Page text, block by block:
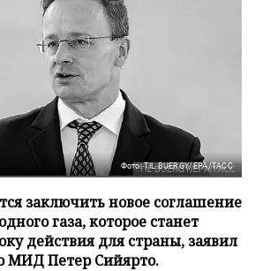
Фото: TIL BUERGY/EPA/ТАСС
заключить новое соглашение
газа, которое станет
действия для страны, заявил
МИД Петер Сийярто.